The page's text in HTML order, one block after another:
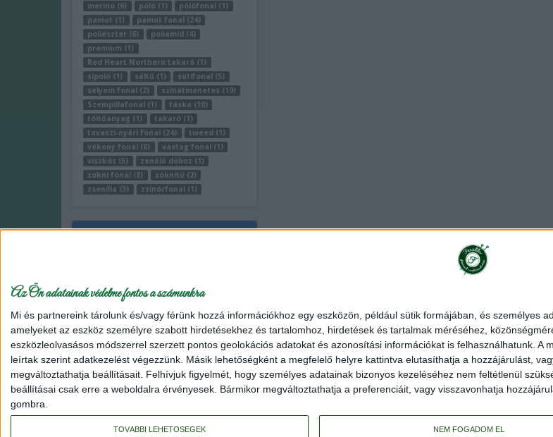
Az Ön adatainak védelme fontos a számunkra
Mi és partnereink tárolunk és/vagy férünk hozzá információkhoz egy eszközön, például sütik formájában, és személyes
amelyeket az eszköz személyre szabott hirdetésekhez és tartalomhoz, hirdetések és tartalmak méréséhez,
eszközleolvasásos módszerrel szerzett pontos geolokációs adatokat és azonosítási információkat is felhasználhatunk.
leírtak szerint adatkezelést végezzünk. Másik lehetőségként a megfelelő helyre kattintva elutasíthatja a hozzájárulást,
megváltoztathatja beállításait. Felhívjuk figyelmét, hogy személyes adatainak bizonyos kezeléséhez nem feltétlenül
beállításai csak erre a weboldalra érvényesek. Bármikor megváltoztathatja a preferenciáit, vagy visszavonhatja
gombra.
TOVÁBBI LEHETŐSÉGEK NEM FOGADOM EL
merino (6)
póló (1)
pólófonal (1)
pamut (1)
pamut fonal (24)
poliészter (6)
poliamid (4)
premium (1)
Red Heart Northern takaró (1)
sípoló (1)
sáltű (1)
sütifonal (5)
selyem fonal (2)
színátmenetes (19)
Szempillafonal (1)
táska (10)
töltőanyag (1)
takaró (1)
tavaszi-nyári fonal (24)
tweed (1)
vékony fonal (8)
vastag fonal (1)
viszkóz (5)
zenélő doboz (1)
zokni fonal (8)
zoknitű (2)
zsenília (3)
zsinórfonal (1)
Fonalda facebook
Általános szerződési feltételek Adatvédelmi tájékoztató Rendelés és szállítás Impresszum
© 2014-2025 fonalda.com |Fonal webáruház|Stenli fonal| Alize fonal|Red Heart fonal|
Relaxyarn Prémium pólófonal Wolans Bunny Baby plüss fonal YarnArt Flowers pamut-akril fonal Wollbiene harmony batik
színátmenetes fonal
Schachenmayr Bravo Quick and Easy fonal Red Heart Lisa Big vastag fonal Stenli Candy pamut
Makramé fonal, makramé kellék Red Heart Soft kötőfonal